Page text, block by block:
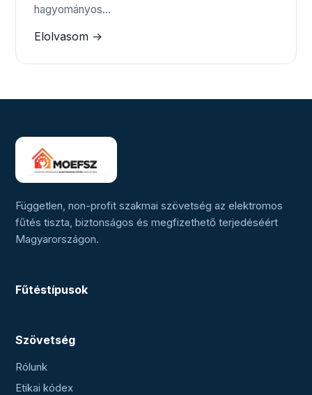
hagyományos…
Elolvasom →
Független, non-profit szakmai szövetség az elektromos
fűtés tiszta, biztonságos és megfizethető terjedéséért
Magyarországon.
Fűtéstípusok
Szövetség
Rólunk
Etikai kódex